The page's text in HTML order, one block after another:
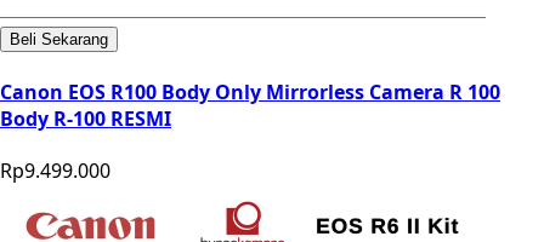
Beli Sekarang
Canon EOS R100 Body Only Mirrorless Camera R 100
Body R-100 RESMI
Rp9.499.000